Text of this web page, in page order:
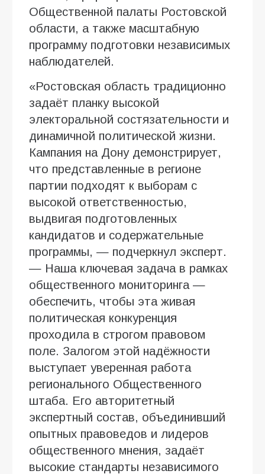
Общественной палаты Ростовской
области, а также масштабную
программу подготовки независимых
наблюдателей.
«Ростовская область традиционно
задаёт планку высокой
электоральной состязательности и
динамичной политической жизни.
Кампания на Дону демонстрирует,
что представленные в регионе
партии подходят к выборам с
высокой ответственностью,
выдвигая подготовленных
кандидатов и содержательные
программы, — подчеркнул эксперт.
— Наша ключевая задача в рамках
общественного мониторинга —
обеспечить, чтобы эта живая
политическая конкуренция
проходила в строгом правовом
поле. Залогом этой надёжности
выступает уверенная работа
регионального Общественного
штаба. Его авторитетный
экспертный состав, объединивший
опытных правоведов и лидеров
общественного мнения, задаёт
высокие стандарты независимого